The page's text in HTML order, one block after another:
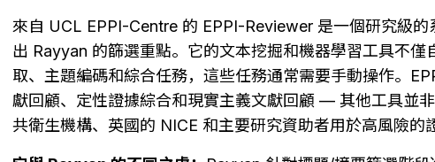
來自 UCL EPPI-Centre 的 EPPI-Reviewer 是一個研究級
出 Rayyan 的篩選重點。它的文本挖掘和機器學習工具不僅
取、主題編碼和綜合任務，這些任務通常需要手動操作。
獻回顧、定性證據綜合和現實主義文獻回顧 — 其他工具並
共衛生機構、英國的 NICE 和主要研究資助者用於高風險的